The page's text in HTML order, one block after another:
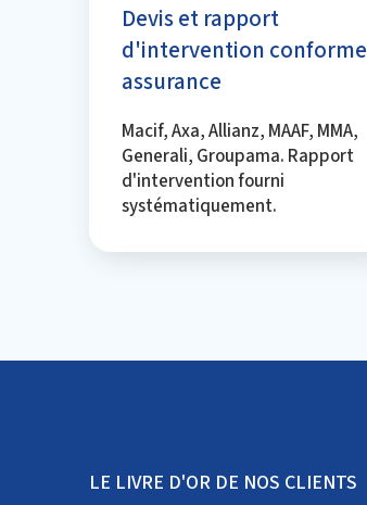
Devis et rapport
d'intervention conforme
assurance
Macif, Axa, Allianz, MAAF, MMA,
Generali, Groupama. Rapport
d'intervention fourni
systématiquement.
LE LIVRE D'OR DE NOS CLIENTS